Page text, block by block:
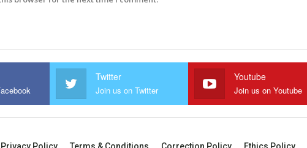
Twitter
Join us on Twitter
Youtube
Join us on Youtube